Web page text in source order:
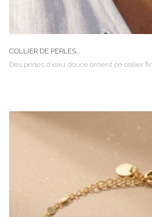
COLLIER DE PERLES...
Des perles d'eau douce ornent ce collier